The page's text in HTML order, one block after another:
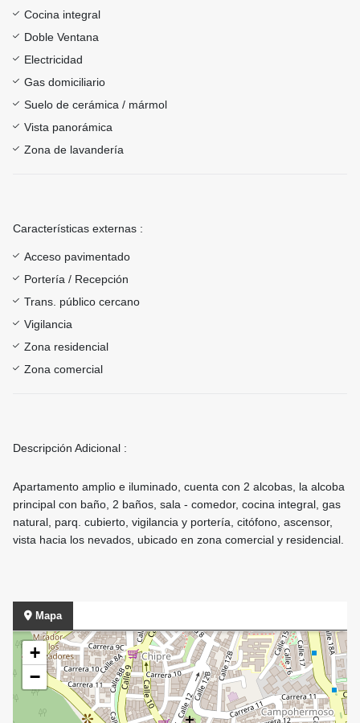
Cocina integral
Doble Ventana
Electricidad
Gas domiciliario
Suelo de cerámica / mármol
Vista panorámica
Zona de lavandería
Características externas :
Acceso pavimentado
Portería / Recepción
Trans. público cercano
Vigilancia
Zona residencial
Zona comercial
Descripción Adicional :
Apartamento amplio e iluminado, cuenta con 2 alcobas, la alcoba
principal con baño, 2 baños, sala - comedor, cocina integral, gas
natural, parq. cubierto, vigilancia y portería, citófono, ascensor,
vista hacia los nevados, ubicado en zona comercial y residencial.
Mapa
+
−